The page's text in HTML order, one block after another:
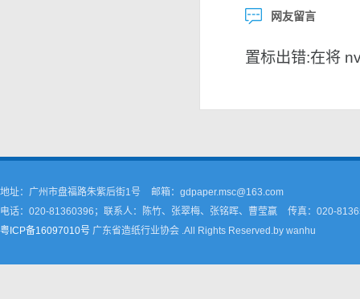
网友留言
置标出错:在将
地址：广州市盘福路朱紫后街1号
邮箱：gdpaper.msc@163.com
电话：020-81360396；联系人：陈竹、张翠梅、张铭晖、曹莹嬴
传真：020-
粤ICP备16097010号 广东省造纸行业协会 .All Rights Reserved.by wanhu